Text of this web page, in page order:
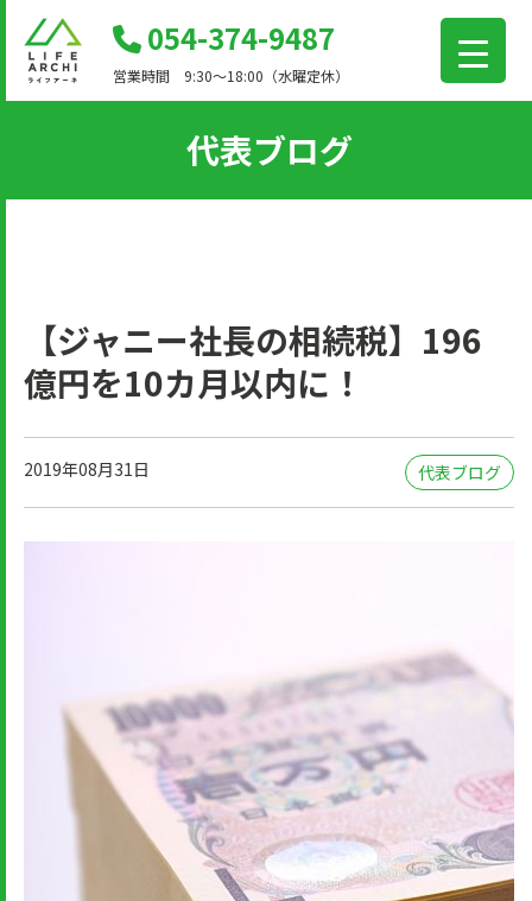
054-374-9487
営業時間 9:30～18:00（水曜定休）
代表ブログ
【ジャニー社長の相続税】196
億円を10カ月以内に！
2019年08月31日 代表ブログ